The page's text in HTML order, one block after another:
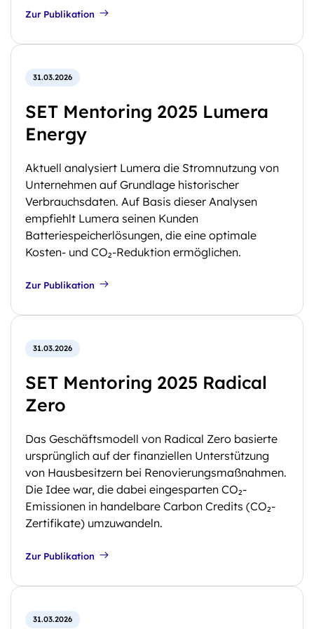
Zur Publikation
31.03.2026
SET Mentoring 2025 Lumera
Energy
Aktuell analysiert Lumera die Stromnutzung von
Unternehmen auf Grundlage historischer
Verbrauchsdaten. Auf Basis dieser Analysen
empfiehlt Lumera seinen Kunden
Batteriespeicherlösungen, die eine optimale
Kosten- und CO₂-Reduktion ermöglichen.
Zur Publikation
31.03.2026
SET Mentoring 2025 Radical
Zero
Das Geschäftsmodell von Radical Zero basierte
ursprünglich auf der finanziellen Unterstützung
von Hausbesitzern bei Renovierungsmaßnahmen.
Die Idee war, die dabei eingesparten CO₂-
Emissionen in handelbare Carbon Credits (CO₂-
Zertifikate) umzuwandeln.
Zur Publikation
31.03.2026